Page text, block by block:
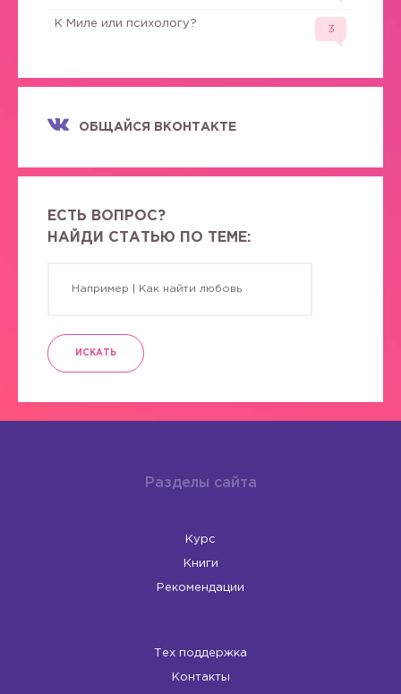
К Миле или психологу?
3
ОБЩАЙСЯ ВКОНТАКТЕ
ЕСТЬ ВОПРОС?
НАЙДИ СТАТЬЮ ПО ТЕМЕ:
ИСКАТЬ
Разделы сайта
Курс
Книги
Рекомендации
Тех поддержка
Контакты